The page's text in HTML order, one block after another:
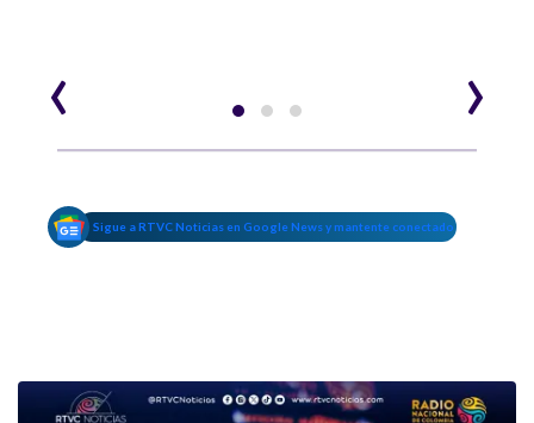
‹ ›
Sigue a RTVC Noticias en Google News y mantente conectado